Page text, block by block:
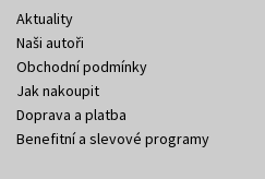
Aktuality
Naši autoři
Obchodní podmínky
Jak nakoupit
Doprava a platba
Benefitní a slevové programy